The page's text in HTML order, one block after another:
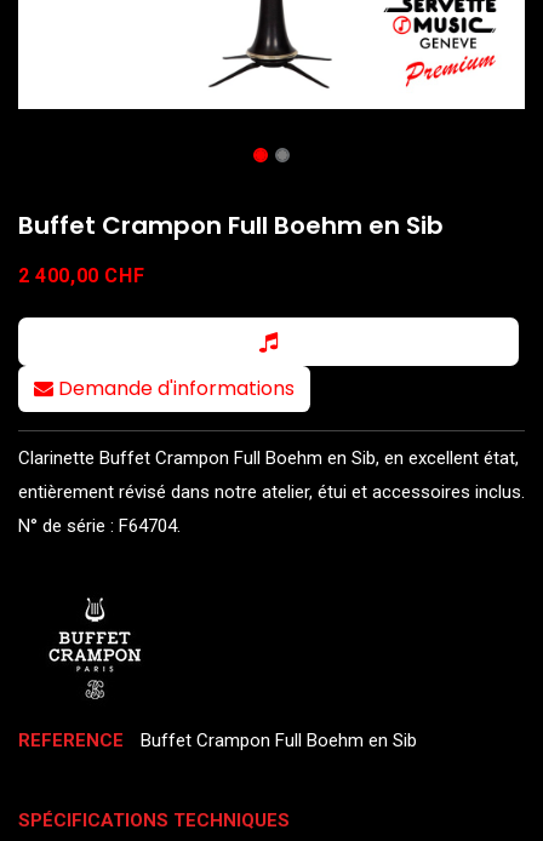
Buffet Crampon Full Boehm en Sib
2 400,00 CHF
Demande d'informations
Clarinette Buffet Crampon Full Boehm en Sib, en excellent état,
entièrement révisé dans notre atelier, étui et accessoires inclus.
N° de série : F64704.
REFERENCE Buffet Crampon Full Boehm en Sib
SPÉCIFICATIONS TECHNIQUES